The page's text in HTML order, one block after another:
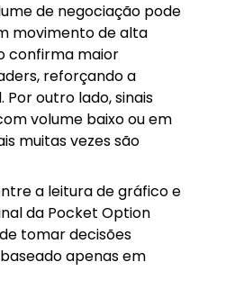
de negociação pode
movimento de alta
confirma maior
reforçando a
Por outro lado, sinais
volume baixo ou em
muitas vezes são
a leitura de gráfico e
da Pocket Option
tomar decisões
apenas em